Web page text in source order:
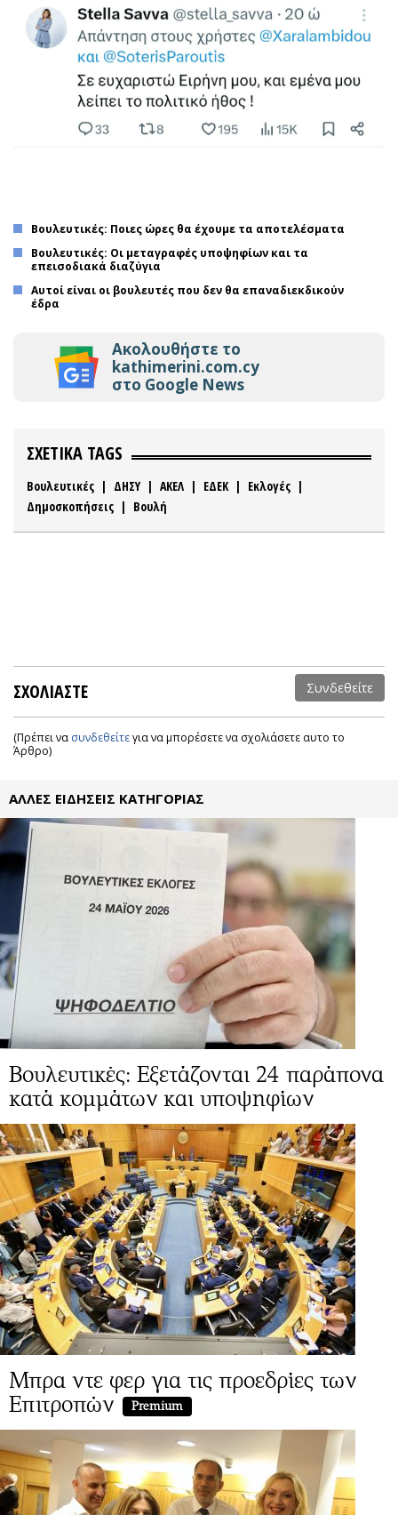
Βουλευτικές: Ποιες ώρες θα έχουμε τα αποτελέσματα
Βουλευτικές: Οι μεταγραφές υποψηφίων και τα
επεισοδιακά διαζύγια
Αυτοί είναι οι βουλευτές που δεν θα επαναδιεκδικούν
έδρα
Ακολουθήστε το
kathimerini.com.cy
στο Google News
ΣΧΕΤΙΚΑ TAGS
Βουλευτικές | ΔΗΣΥ | ΑΚΕΛ | ΕΔΕΚ | Εκλογές |
Δημοσκοπήσεις | Βουλή
ΣΧΟΛΙΑΣΤΕ Συνδεθείτε
(Πρέπει να συνδεθείτεγια να μπορέσετε να σχολιάσετε αυτο το
Άρθρο)
ΑΛΛΕΣ ΕΙΔΗΣΕΙΣ ΚΑΤΗΓΟΡΙΑΣ
Βουλευτικές: Eξετάζονται 24 παράπονα
κατά κομμάτων και υποψηφίων
Μπρα ντε φερ για τις προεδρίες των
Επιτροπών
Premium